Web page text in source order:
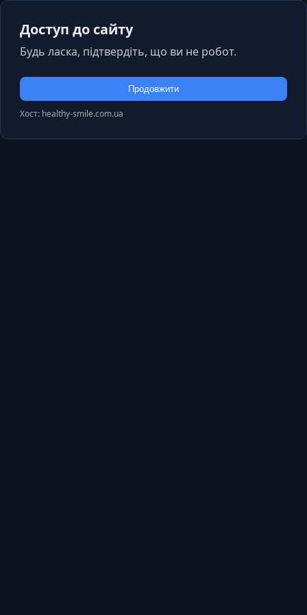
Доступ до сайту
Будь ласка, підтвердіть, що ви не робот.
Продовжити
Хост: healthy-smile.com.ua